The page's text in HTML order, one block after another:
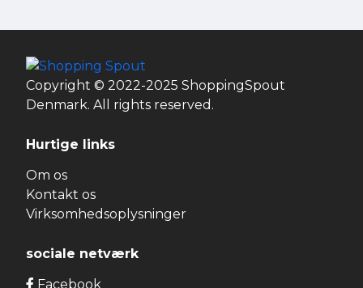
Copyright © 2022-2025 ShoppingSpout
Denmark. All rights reserved.
Hurtige links
Om os
Kontakt os
Virksomhedsoplysninger
sociale netværk
Facebook